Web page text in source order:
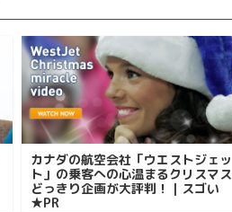
カナダの航空会社「ウエストジェッ
ト」の乗客への心温まるクリスマス
どっきり企画が大評判！｜スゴい
★PR